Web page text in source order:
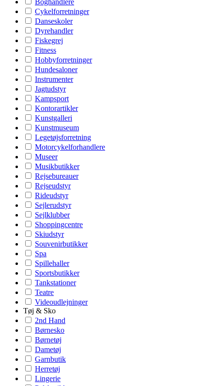
Boghandlere
Cykelforretninger
Danseskoler
Dyrehandler
Fiskegrej
Fitness
Hobbyforretninger
Hundesaloner
Instrumenter
Jagtudstyr
Kampsport
Kontorartikler
Kunstgalleri
Kunstmuseum
Legetøjsforretning
Motorcykelforhandlere
Museer
Musikbutikker
Rejsebureauer
Rejseudstyr
Rideudstyr
Sejlerudstyr
Sejlklubber
Shoppingcentre
Skiudstyr
Souvenirbutikker
Spa
Spillehaller
Sportsbutikker
Tankstationer
Teatre
Videoudlejninger
Tøj & Sko
2nd Hand
Børnesko
Børnetøj
Dametøj
Garnbutik
Herretøj
Lingerie